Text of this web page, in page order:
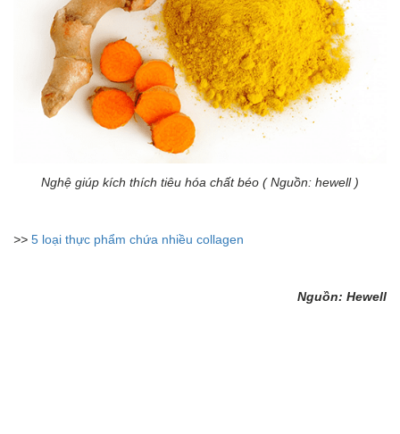
Nghệ giúp kích thích tiêu hóa chất béo ( Nguồn: hewell )
>> 5 loại thực phẩm chứa nhiều collagen
Nguồn: Hewell